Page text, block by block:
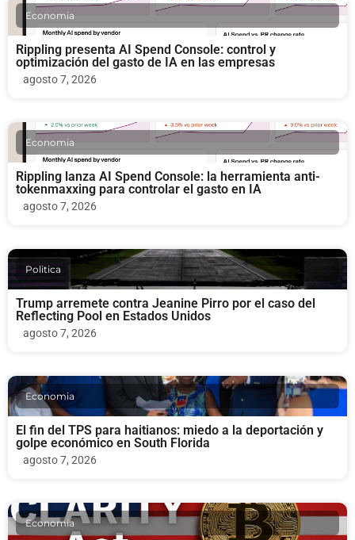
Economia
Rippling presenta AI Spend Console: control y
optimización del gasto de IA en las empresas
agosto 7, 2026
Economia
Rippling lanza AI Spend Console: la herramienta anti-
tokenmaxxing para controlar el gasto en IA
agosto 7, 2026
Politica
Trump arremete contra Jeanine Pirro por el caso del
Reflecting Pool en Estados Unidos
agosto 7, 2026
Economia
El fin del TPS para haitianos: miedo a la deportación y
golpe económico en South Florida
agosto 7, 2026
Economia